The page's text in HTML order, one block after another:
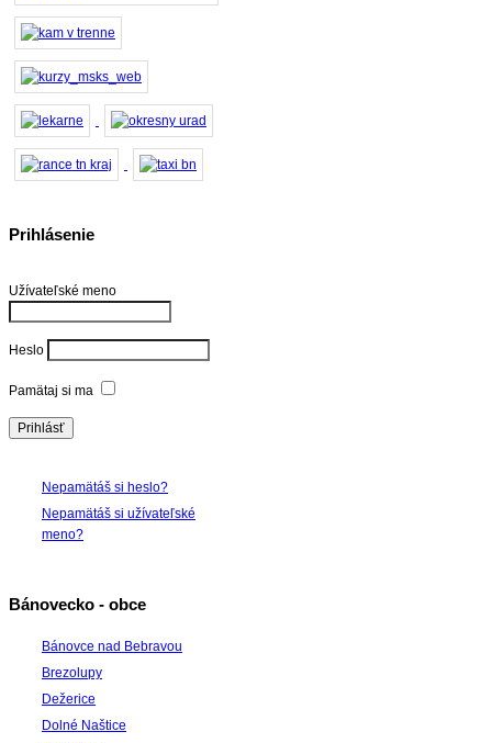
Prihlásenie
Užívateľské meno
Heslo
Pamätaj si ma
Nepamätáš si heslo?
Nepamätáš si užívateľské
meno?
Bánovecko - obce
Bánovce nad Bebravou
Brezolupy
Dežerice
Dolné Naštice